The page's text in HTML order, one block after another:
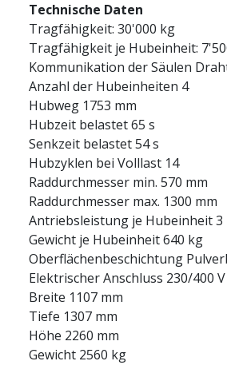
Technische Daten
Tragfähigkeit: 30'000 kg
Tragfähigkeit je Hubeinheit:
Kommunikation der Säulen
Anzahl der Hubeinheiten 4
Hubweg 1753 mm
Hubzeit belastet 65 s
Senkzeit belastet 54 s
Hubzyklen bei Volllast 14
Raddurchmesser min. 570 mm
Raddurchmesser max. 1300 mm
Antriebsleistung je Hubeinheit 3
Gewicht je Hubeinheit 640 kg
Oberflächenbeschichtung
Elektrischer Anschluss 230/400
Breite 1107 mm
Tiefe 1307 mm
Höhe 2260 mm
Gewicht 2560 kg